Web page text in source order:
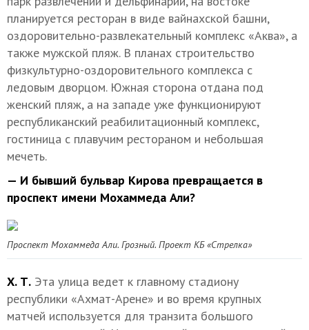
планируется ресторан в виде вайнахской башни,
оздоровительно-развлекательный комплекс «Аква», а
также мужской пляж. В планах строительство
физкультурно-оздоровительного комплекса с
ледовым дворцом. Южная сторона отдана под
женский пляж, а на западе уже функционируют
республиканский реабилитационный комплекс,
гостиница с плавучим рестораном и небольшая
мечеть.
— И бывший бульвар Кирова превращается в
проспект имени Мохаммеда Али?
Проспект Мохаммеда Али. Грозный. Проект КБ «Стрелка»
Х. Т. Эта улица ведет к главному стадиону
республики «Ахмат-Арене» и во время крупных
матчей используется для транзита большого